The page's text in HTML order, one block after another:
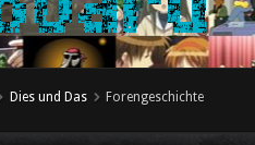
Dies und Das Forengeschichte